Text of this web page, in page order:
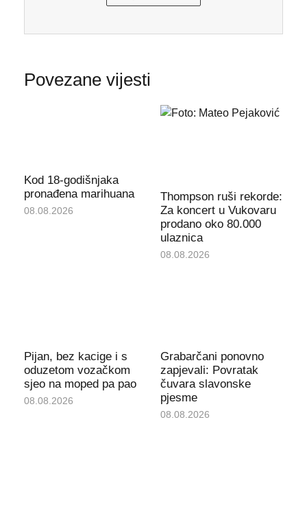
Povezane vijesti
Kod 18-godišnjaka
pronađena marihuana
08.08.2026
Thompson ruši rekorde:
Za koncert u Vukovaru
prodano oko 80.000
ulaznica
08.08.2026
Pijan, bez kacige i s
oduzetom vozačkom
sjeo na moped pa pao
08.08.2026
Grabarčani ponovno
zapjevali: Povratak
čuvara slavonske
pjesme
08.08.2026